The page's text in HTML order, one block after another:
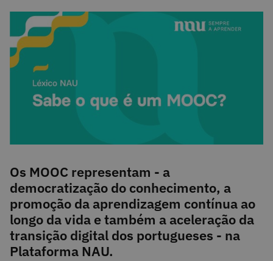
Os MOOC representam - a
democratização do conhecimento, a
promoção da aprendizagem contínua ao
longo da vida e também a aceleração da
transição digital dos portugueses - na
Plataforma NAU.